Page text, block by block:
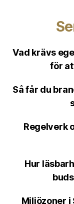
Vad krävs
för
Så får du
Regelverk
Hur
Miljözoner